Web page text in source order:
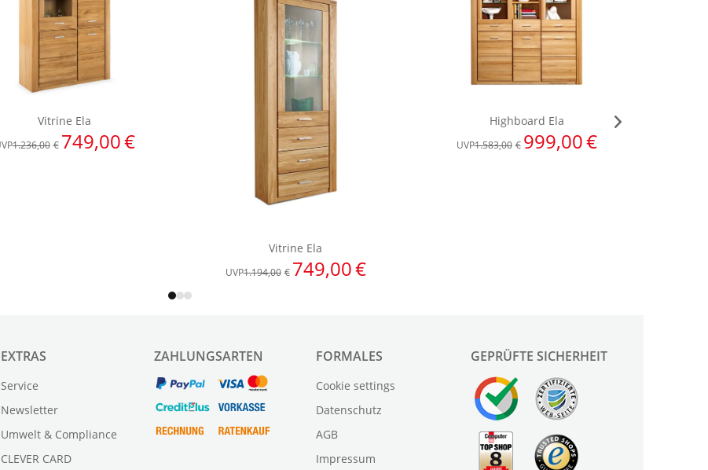
EXTRAS
Service
Newsletter
Umwelt & Compliance
CLEVER CARD
ZAHLUNGSARTEN FORMALES
Cookie settings
Datenschutz
AGB
Impressum
GEPRÜFTE SICHERHEIT